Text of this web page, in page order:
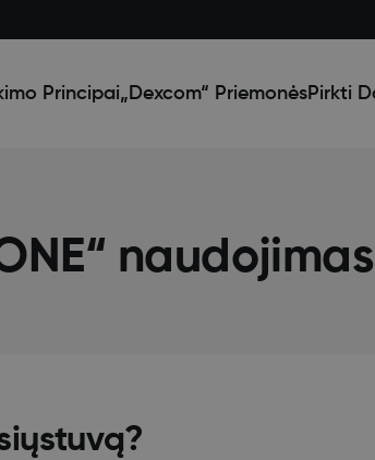
Principai„Dexcom“ PriemonėsPirkti